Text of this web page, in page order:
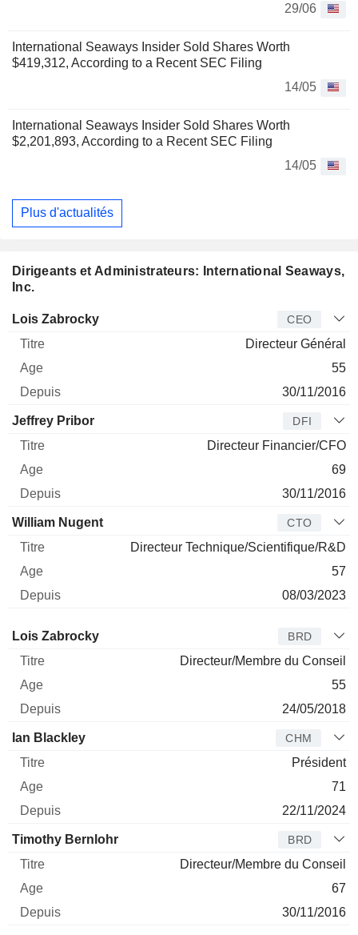
29/06
International Seaways Insider Sold Shares Worth
$419,312, According to a Recent SEC Filing
14/05
International Seaways Insider Sold Shares Worth
$2,201,893, According to a Recent SEC Filing
14/05
Plus d'actualités
Dirigeants et Administrateurs: International Seaways,
Inc.
Dirigeant Titre
Lois Zabrocky CEO
Directeur Général
55
30/11/2016
Jeffrey Pribor DFI
Directeur Financier/CFO
69
30/11/2016
William Nugent CTO
Directeur Technique/Scientifique/R&D
57
08/03/2023
Administrateur
Lois Zabrocky BRD
Directeur/Membre du Conseil
55
24/05/2018
Ian Blackley CHM
Président
71
22/11/2024
Timothy Bernlohr BRD
Directeur/Membre du Conseil
67
30/11/2016